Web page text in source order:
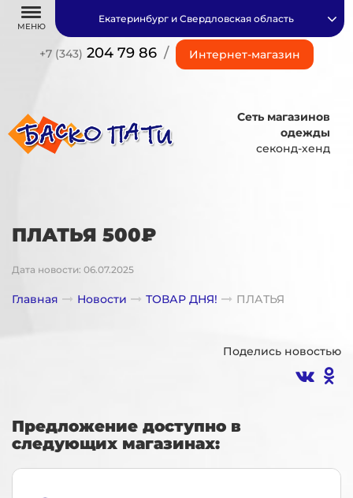
МЕНЮ
+7 (343) 204 79 86 / Интернет-магазин
Екатеринбург и Свердловская область
Сеть магазинов
одежды
секонд-хенд
ПЛАТЬЯ 500₽
Дата новости: 06.07.2025
Главная Новости ТОВАР ДНЯ! ПЛАТЬЯ
Поделись новостью
Предложение доступно в
следующих магазинах: